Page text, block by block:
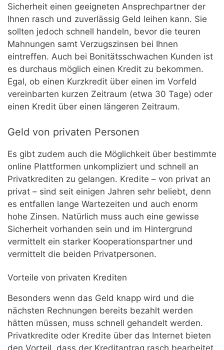
Sicherheit einen geeigneten Ansprechpartner der
Ihnen rasch und zuverlässig Geld leihen kann. Sie
sollten jedoch schnell handeln, bevor die teuren
Mahnungen samt Verzugszinsen bei Ihnen
eintreffen. Auch bei Bonitätsschwachen Kunden ist
es durchaus möglich einen Kredit zu bekommen.
Egal, ob einen Kurzkredit über einen im Vorfeld
vereinbarten kurzen Zeitraum (etwa 30 Tage) oder
einen Kredit über einen längeren Zeitraum.
Geld von privaten Personen
Es gibt zudem auch die Möglichkeit über bestimmte
online Plattformen unkompliziert und schnell an
Privatkrediten zu gelangen. Kredite – von privat an
privat – sind seit einigen Jahren sehr beliebt, denn
es entfallen lange Wartezeiten und auch enorm
hohe Zinsen. Natürlich muss auch eine gewisse
Sicherheit vorhanden sein und im Hintergrund
vermittelt ein starker Kooperationspartner und
vermittelt die beiden Privatpersonen.
Vorteile von privaten Krediten
Besonders wenn das Geld knapp wird und die
nächsten Rechnungen bereits bezahlt werden
hätten müssen, muss schnell gehandelt werden.
Privatkredite oder Kredite über das Internet bieten
den Vorteil, dass der Kreditantrag rasch bearbeitet